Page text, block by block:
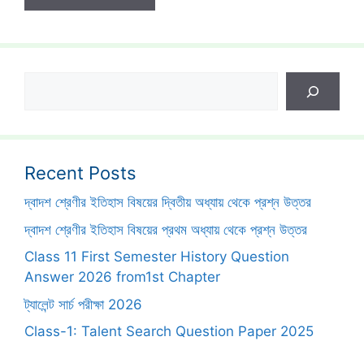
Recent Posts
দ্বাদশ শ্রেণীর ইতিহাস বিষয়ের দ্বিতীয় অধ্যায় থেকে প্রশ্ন উত্তর
দ্বাদশ শ্রেণীর ইতিহাস বিষয়ের প্রথম অধ্যায় থেকে প্রশ্ন উত্তর
Class 11 First Semester History Question
Answer 2026 from1st Chapter
ট্যালেন্ট সার্চ পরীক্ষা 2026
Class-1: Talent Search Question Paper 2025